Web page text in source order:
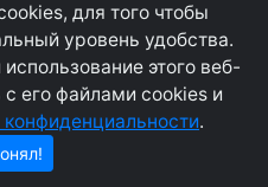
для того чтобы
уровень удобства.
этого веб-
его файлами cookies и
конфиденциальности.